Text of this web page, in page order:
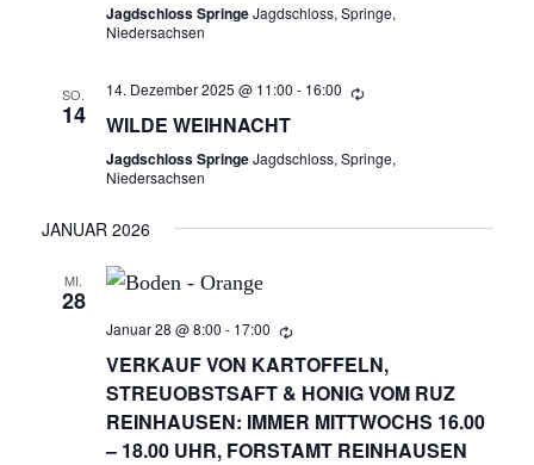
A
G
A
Jagdschloss SpringeJagdschloss, Springe,
Niedersachsen
SO.
14
14. Dezember 2025 @ 11:00 - 16:00
WILDE WEIHNACHT
Jagdschloss SpringeJagdschloss, Springe,
Niedersachsen
JANUAR 2026
MI.
28
Januar 28 @ 8:00 - 17:00
VERKAUF VON KARTOFFELN,
STREUOBSTSAFT & HONIG VOM RUZ
REINHAUSEN: IMMER MITTWOCHS 16.00
– 18.00 UHR, FORSTAMT REINHAUSEN